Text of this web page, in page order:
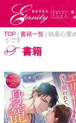
TOP 書籍一覧
執着心重
うです
書籍